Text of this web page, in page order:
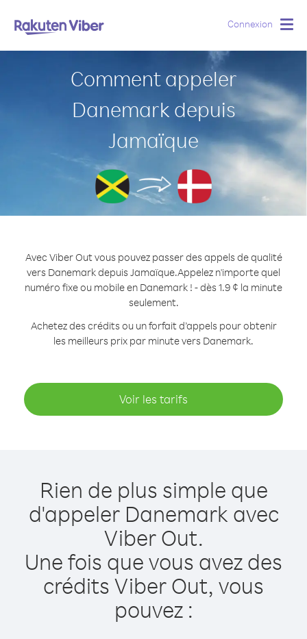
Connexion
Comment appeler
Danemark depuis
Jamaïque
Avec Viber Out vous pouvez passer des appels de qualité
vers Danemark depuis Jamaïque.Appelez n'importe quel
numéro fixe ou mobile en Danemark ! - dès 1.9 ¢ la minute
seulement.
Achetez des crédits ou un forfait d’appels pour obtenir
les meilleurs prix par minute vers Danemark.
Voir les tarifs
Rien de plus simple que
d'appeler Danemark avec
Viber Out.
Une fois que vous avez des
crédits Viber Out, vous
pouvez :